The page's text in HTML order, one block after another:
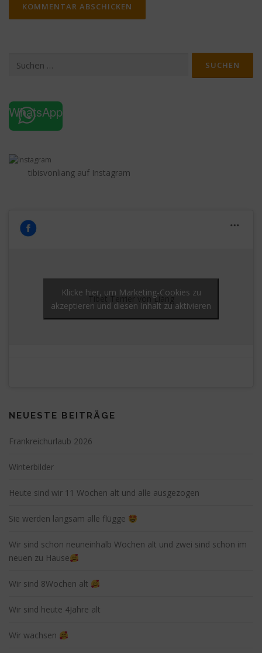
nach:
WhatsApp
tibisvonliang auf Instagram
Tibet Terrier von Liáng
Klicke hier, um Marketing-Cookies zu
akzeptieren und diesen Inhalt zu aktivieren
NEUESTE BEITRÄGE
Frankreichurlaub 2026
Winterbilder
Heute sind wir 11 Wochen alt und alle ausgezogen
Sie werden langsam alle flügge
Wir sind schon neuneinhalb Wochen alt und zwei sind schon im
neuen zu Hause
Wir sind 8Wochen alt
Wir sind heute 4Jahre alt
Wir wachsen